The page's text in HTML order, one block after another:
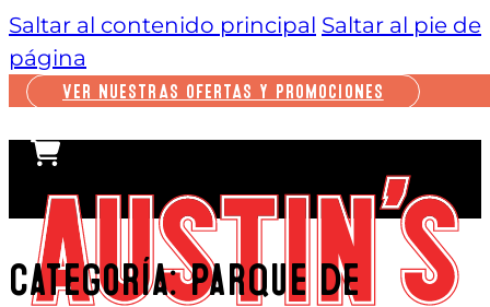
Saltar al contenido principal Saltar al pie de
página
VER NUESTRAS OFERTAS Y PROMOCIONES
Categoría:Parque de